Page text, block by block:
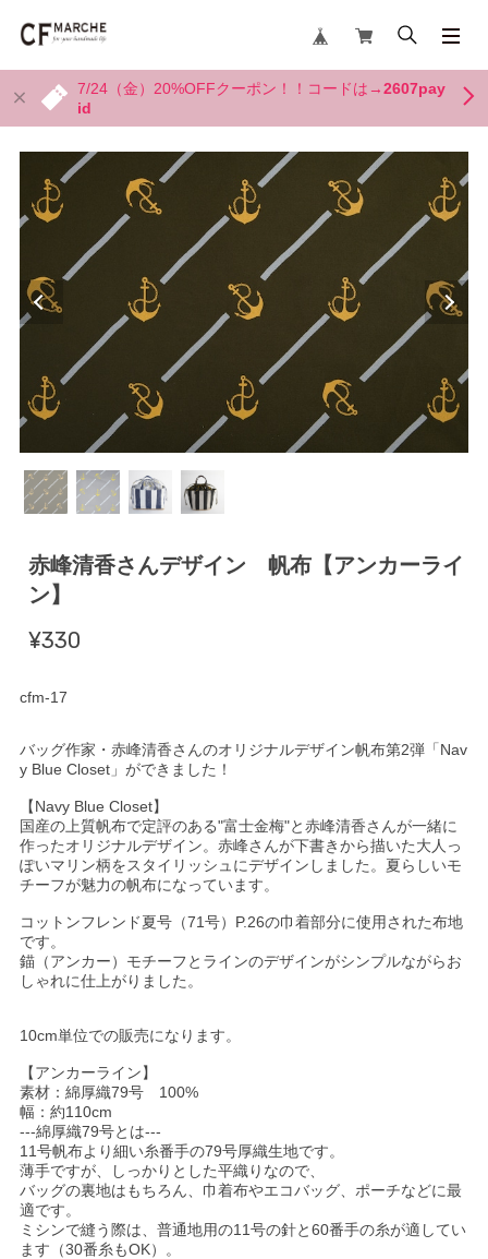
7/24（金）20%OFFクーポン！！コードは→2607pay
id
赤峰清香さんデザイン 帆布【アンカーライ
ン】
¥330
cfm-17
バッグ作家・赤峰清香さんのオリジナルデザイン帆布第2弾「Nav
y Blue Closet」ができました！
【Navy Blue Closet】
国産の上質帆布で定評のある"富士金梅"と赤峰清香さんが一緒に
作ったオリジナルデザイン。赤峰さんが下書きから描いた大人っ
ぽいマリン柄をスタイリッシュにデザインしました。夏らしいモ
チーフが魅力の帆布になっています。
コットンフレンド夏号（71号）P.26の巾着部分に使用された布地
です。
錨（アンカー）モチーフとラインのデザインがシンプルながらお
しゃれに仕上がりました。
10cm単位での販売になります。
【アンカーライン】
素材：綿厚織79号 100%
幅：約110cm
---綿厚織79号とは---
11号帆布より細い糸番手の79号厚織生地です。
薄手ですが、しっかりとした平織りなので、
バッグの裏地はもちろん、巾着布やエコバッグ、ポーチなどに最
適です。
ミシンで縫う際は、普通地用の11号の針と60番手の糸が適してい
ます（30番糸もOK）。